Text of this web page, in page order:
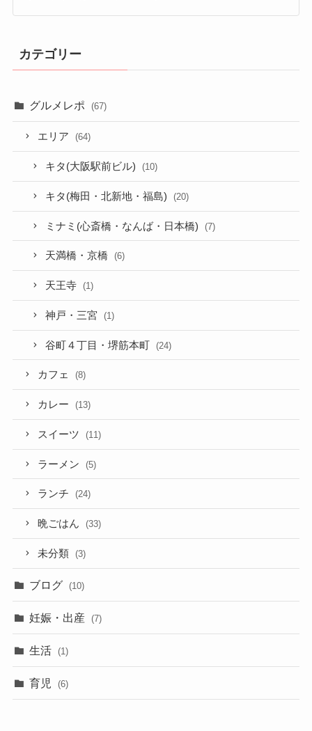
カテゴリー
グルメレポ (67)
エリア (64)
キタ(大阪駅前ビル) (10)
キタ(梅田・北新地・福島) (20)
ミナミ(心斎橋・なんば・日本橋) (7)
天満橋・京橋 (6)
天王寺 (1)
神戸・三宮 (1)
谷町４丁目・堺筋本町 (24)
カフェ (8)
カレー (13)
スイーツ (11)
ラーメン (5)
ランチ (24)
晩ごはん (33)
未分類 (3)
ブログ (10)
妊娠・出産 (7)
生活 (1)
育児 (6)